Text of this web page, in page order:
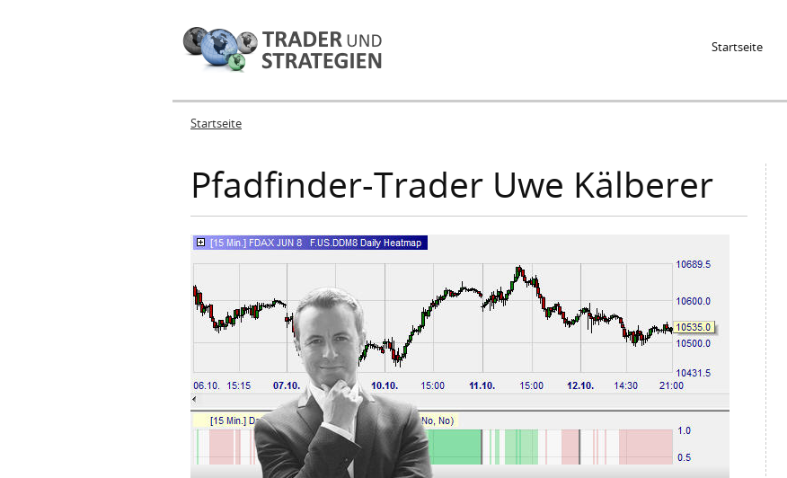
Startseite
Sie sind hier
Startseite
Pfadfinder-Trader Uwe Kälberer